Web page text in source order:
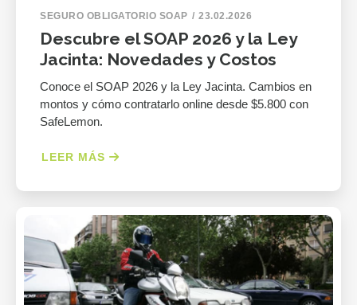
SEGURO OBLIGATORIO SOAP 23.02.2026
Descubre el SOAP 2026 y la Ley
Jacinta: Novedades y Costos
Conoce el SOAP 2026 y la Ley Jacinta. Cambios en
montos y cómo contratarlo online desde $5.800 con
SafeLemon.
LEER MÁS